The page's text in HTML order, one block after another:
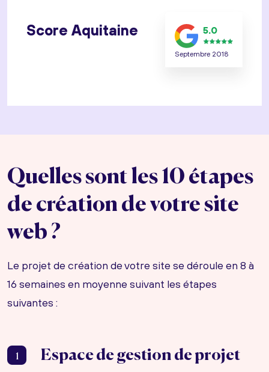
Score Aquitaine 5.0
Septembre 2018
Quelles sont les 10 étapes
de création de votre site
web ?
Le projet de création de votre site se déroule en 8 à
16 semaines en moyenne suivant les étapes
suivantes :
1 Espace de gestion de projet